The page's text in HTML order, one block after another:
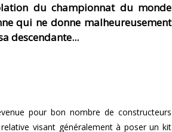
du championnat du monde
qui ne donne malheureusement
descendante...
pour bon nombre de constructeurs
visant généralement à poser un kit